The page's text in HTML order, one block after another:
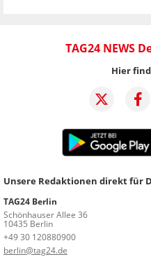
TAG24 NEWS
Hier
Unsere Redaktionen direkt für
TAG24 Berlin
Schönhauser Allee 36
10435 Berlin
+49 30 120880900
berlin@tag24.de